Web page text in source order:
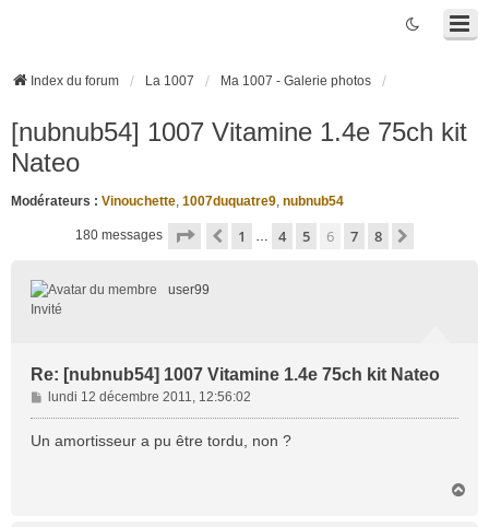
Index du forum La 1007 Ma 1007 - Galerie photos
[nubnub54] 1007 Vitamine 1.4e 75ch kit
Nateo
Modérateurs : Vinouchette, 1007duquatre9, nubnub54
180 messages Page sur
Précédente
1 … 4 5 6 7 8
user99
Invité
Re: [nubnub54] 1007 Vitamine 1.4e 75ch kit Nateo
M
e
s
lundi 12 décembre 2011, 12:56:02
Un amortisseur a pu être tordu, non ?